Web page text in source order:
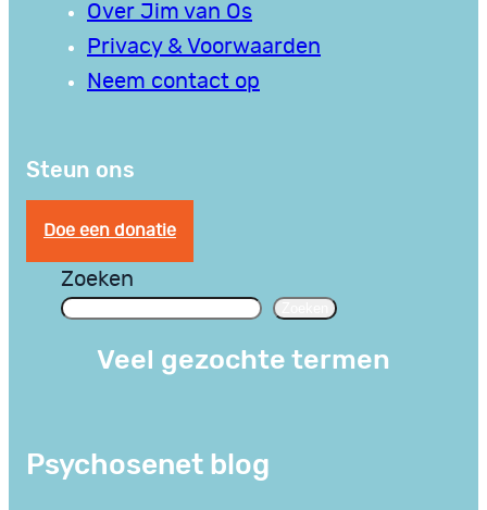
Over Jim van Os
Privacy & Voorwaarden
Neem contact op
Steun ons
Doe een donatie
Zoeken
Veel gezochte termen
Psychosenet blog